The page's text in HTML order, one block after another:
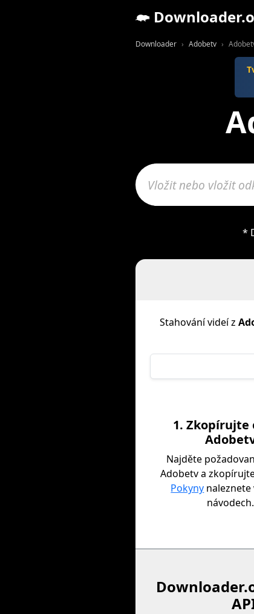
Downloader Adobetv
*
Stahování videí z
1. Zkopírujte
Najděte
Adobetv a
Pokyny naleznete
návodech.